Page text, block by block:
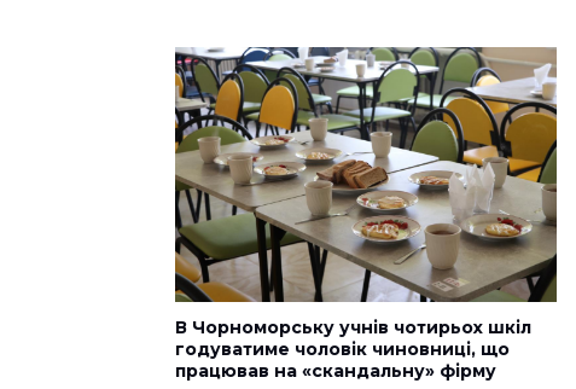
В Чорноморську учнів чотирьох шкіл
годуватиме чоловік чиновниці, що
працював на «скандальну» фірму